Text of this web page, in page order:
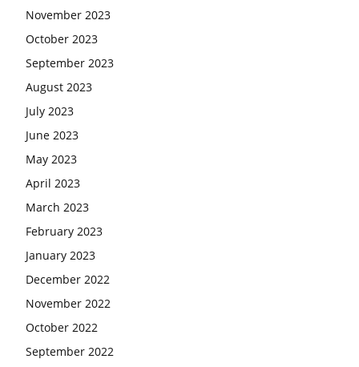
November 2023
October 2023
September 2023
August 2023
July 2023
June 2023
May 2023
April 2023
March 2023
February 2023
January 2023
December 2022
November 2022
October 2022
September 2022